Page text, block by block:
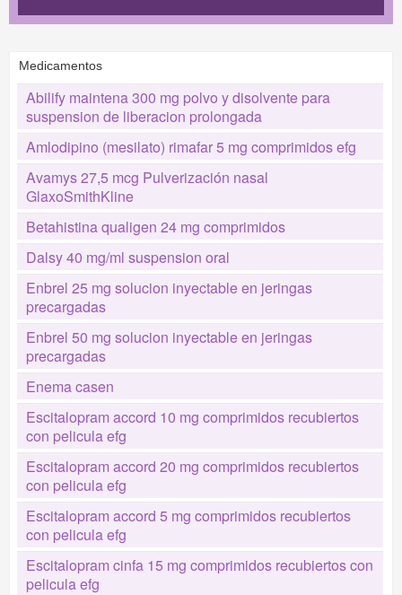
Medicamentos
Abilify maintena 300 mg polvo y disolvente para
suspension de liberacion prolongada
Amlodipino (mesilato) rimafar 5 mg comprimidos efg
Avamys 27,5 mcg Pulverización nasal
GlaxoSmithKline
Betahistina qualigen 24 mg comprimidos
Dalsy 40 mg/ml suspension oral
Enbrel 25 mg solucion inyectable en jeringas
precargadas
Enbrel 50 mg solucion inyectable en jeringas
precargadas
Enema casen
Escitalopram accord 10 mg comprimidos recubiertos
con pelicula efg
Escitalopram accord 20 mg comprimidos recubiertos
con pelicula efg
Escitalopram accord 5 mg comprimidos recubiertos
con pelicula efg
Escitalopram cinfa 15 mg comprimidos recubiertos con
pelicula efg